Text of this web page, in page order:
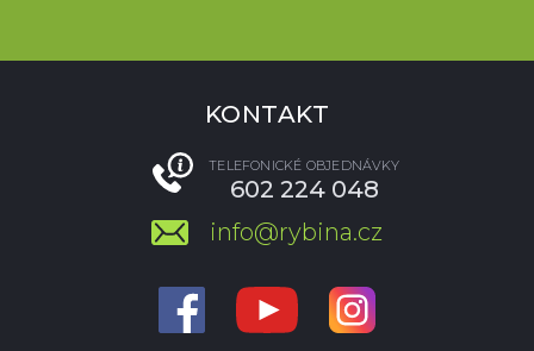
KONTAKT
TELEFONICKÉ OBJEDNÁVKY
602 224 048
info@rybina.cz